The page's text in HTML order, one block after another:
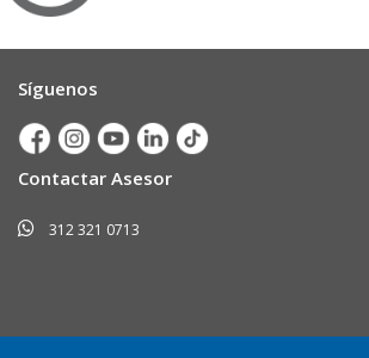
Síguenos
Contactar Asesor
312 321 0713